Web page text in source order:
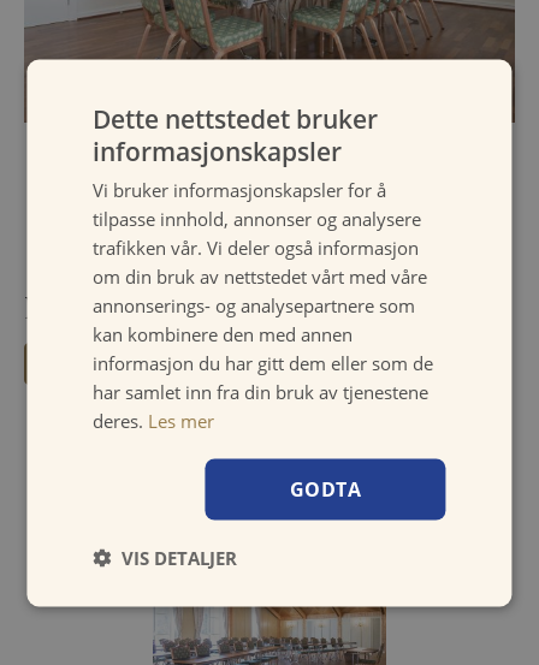
K onferanserom Karen Cudrio_Losby Gods
Del denne siden:
Dette nettstedet bruker
informasjonskapsler
Vi bruker informasjonskapsler for å
tilpasse innhold, annonser og analysere
trafikken vår. Vi deler også informasjon
om din bruk av nettstedet vårt med våre
annonserings- og analysepartnere som
kan kombinere den med annen
informasjon du har gitt dem eller som de
har samlet inn fra din bruk av tjenestene
deres. Les mer
GODTA
VIS DETALJER